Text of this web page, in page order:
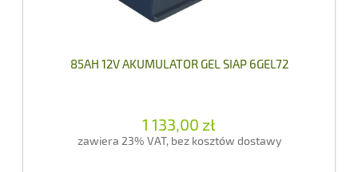
85AH 12V AKUMULATOR GEL SIAP 6GEL72
1 133,00 zł
zawiera 23% VAT, bez kosztów dostawy